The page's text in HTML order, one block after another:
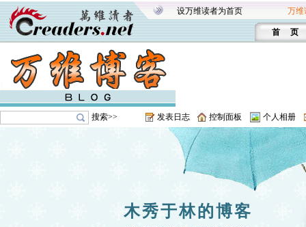
设万维读者为首页 万维
首 页
搜索>> 发表日志 控制面板 个人相册
木秀于林的博客